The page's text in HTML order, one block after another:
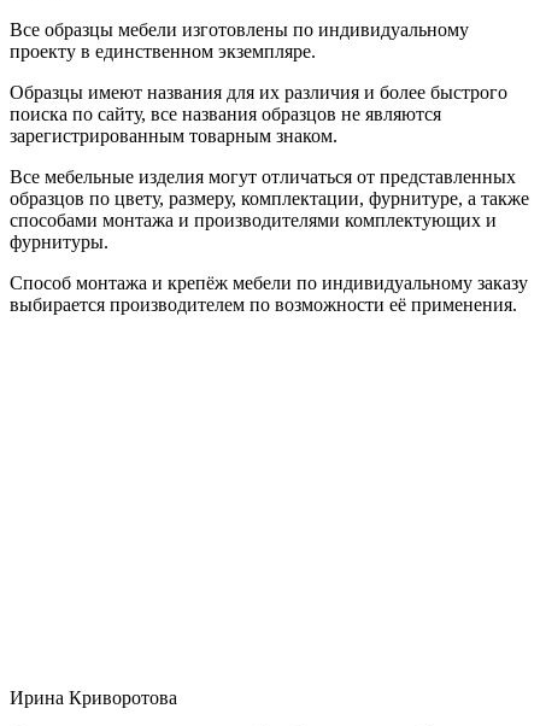
Все образцы мебели изготовлены по индивидуальному
проекту в единственном экземпляре.
Образцы имеют названия для их различия и более быстрого
поиска по сайту, все названия образцов не являются
зарегистрированным товарным знаком.
Все мебельные изделия могут отличаться от представленных
образцов по цвету, размеру, комплектации, фурнитуре, а также
способами монтажа и производителями комплектующих и
фурнитуры.
Способ монтажа и крепёж мебели по индивидуальному заказу
выбирается производителем по возможности её применения.
Ирина Криворотова